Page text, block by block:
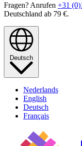
Fragen? Anrufen +31
Deutschland ab 79 €.
Deutsch
Nederlands
English
Deutsch
Français